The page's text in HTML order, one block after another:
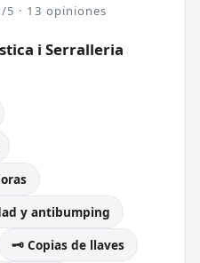
5 · 13 opiniones
i Serralleria
y antibumping
🗝️ Copias de llaves